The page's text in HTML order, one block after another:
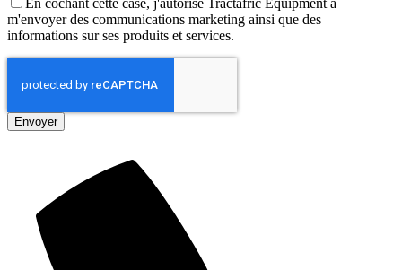
En cochant cette case, j'autorise Tractafric Equipment à
m'envoyer des communications marketing ainsi que des
informations sur ses produits et services.